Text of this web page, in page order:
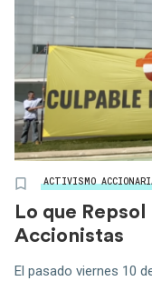
ACTIVISMO
Lo que
Accionistas
El pasado viernes 10